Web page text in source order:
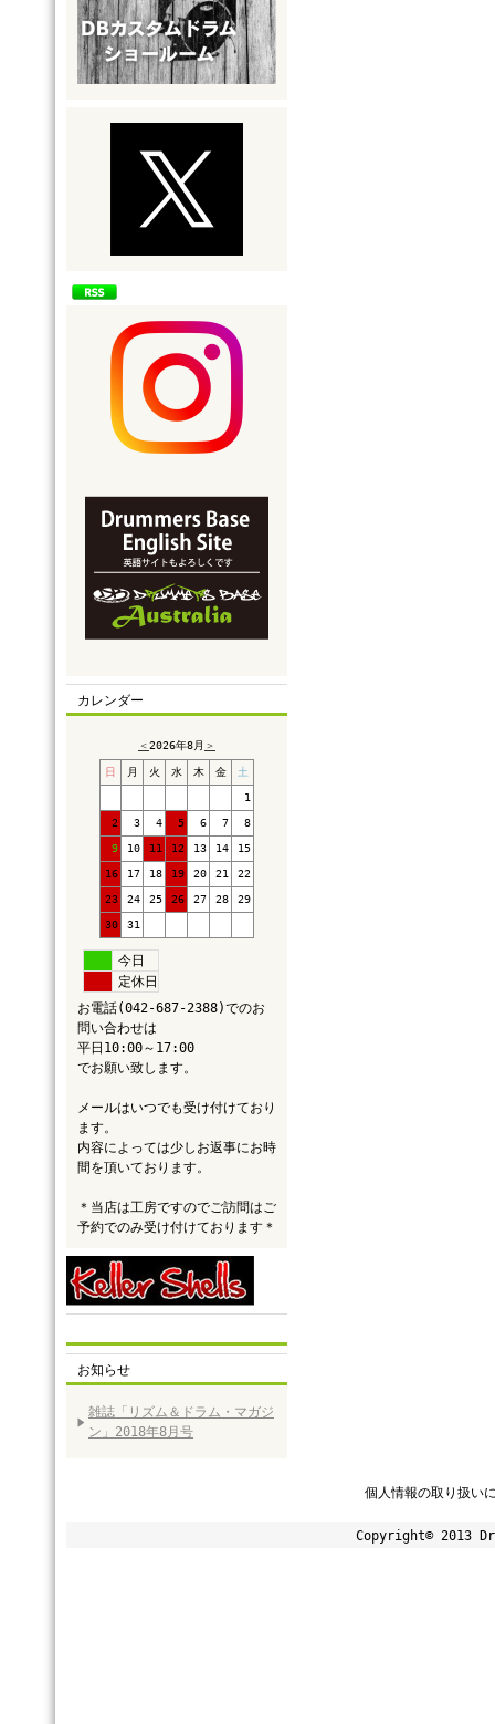
カレンダー
＜2026年8月 ＞
日 月 火 水 木 金 土
1
2 3 4 5 6 7 8
9 10 11 12 13 14 15
16 17 18 19 20 21 22
23 24 25 26 27 28 29
30 31
今日
定休日
お電話(042-687-2388)でのお
問い合わせは
平日10:00～17:00
でお願い致します。
メールはいつでも受け付けており
ます。
内容によっては少しお返事にお時
間を頂いております。
＊当店は工房ですのでご訪問はご
予約でのみ受け付けております＊
お知らせ
雑誌「リズム＆ドラム・マガジ
ン」2018年8月号
個人情報の取り扱い
Copyright© 2013